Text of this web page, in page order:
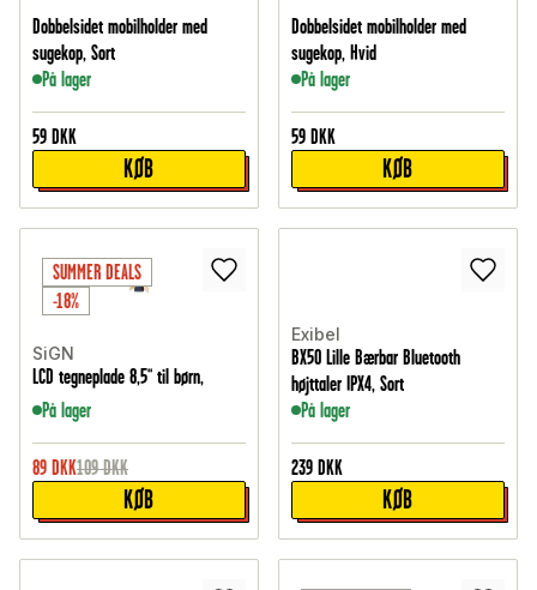
Dobbelsidet mobilholder med
sugekop, Sort
På lager
59 DKK
KØB
Dobbelsidet mobilholder med
sugekop, Hvid
På lager
59 DKK
KØB
SUMMER DEALS
-18%
SiGN
LCD tegneplade 8,5" til børn,
På lager
89 DKK109 DKK
KØB
Exibel
BX50 Lille Bærbar Bluetooth
højttaler IPX4, Sort
På lager
239 DKK
KØB